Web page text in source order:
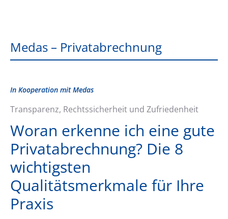
Medas – Privatabrechnung
In Kooperation mit Medas
Transparenz, Rechtssicherheit und Zufriedenheit
Woran erkenne ich eine gute
Privatabrechnung? Die 8
wichtigsten
Qualitätsmerkmale für Ihre
Praxis